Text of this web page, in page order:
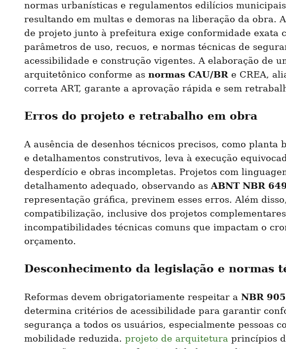
normas urbanísticas e regulamentos edilícios
resultando em multas e demoras na liberação da obra.
de projeto junto à prefeitura exige conformidade exata
parâmetros de uso, recuos, e normas técnicas de
acessibilidade e construção vigentes. A elaboração de
arquitetônico conforme as normas CAU/BR e CREA,
correta ART, garante a aprovação rápida e sem
Erros do projeto e retrabalho em obra
A ausência de desenhos técnicos precisos, como planta
e detalhamentos construtivos, leva à execução
desperdício e obras incompletas. Projetos com
detalhamento adequado, observando as ABNT NBR
representação gráfica, previnem esses erros. Além
compatibilização, inclusive dos projetos
incompatibilidades técnicas comuns que impactam o
orçamento.
Desconhecimento da legislação e normas
Reformas devem obrigatoriamente respeitar a NBR
determina critérios de acessibilidade para garantir
segurança a todos os usuários, especialmente pessoas
mobilidade reduzida. projeto de arquitetura princípios